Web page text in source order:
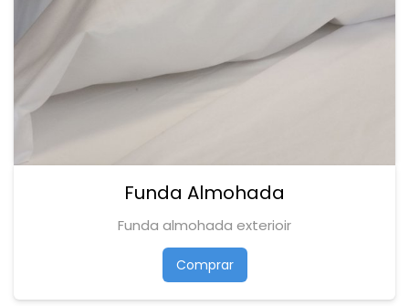
Funda Almohada
Funda almohada exterioir
Comprar